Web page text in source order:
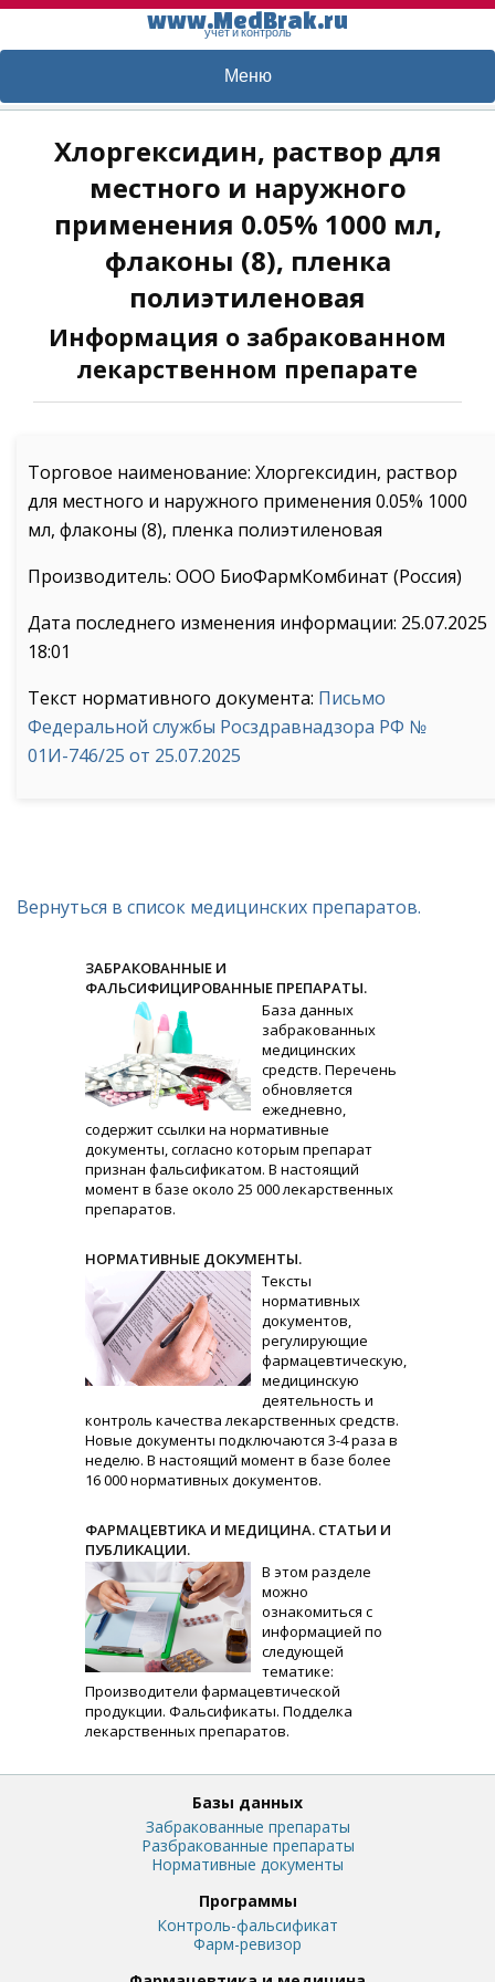
www.MedBrak.ru
учет и контроль
Меню
Хлоргексидин, раствор для
местного и наружного
применения 0.05% 1000 мл,
флаконы (8), пленка
полиэтиленовая
Информация о забракованном
лекарственном препарате
Торговое наименование: Хлоргексидин, раствор
для местного и наружного применения 0.05% 1000
мл, флаконы (8), пленка полиэтиленовая
Производитель: ООО БиоФармКомбинат (Россия)
Дата последнего изменения информации: 25.07.2025
18:01
Текст нормативного документа: Письмо
Федеральной службы Росздравнадзора РФ №
01И-746/25 от 25.07.2025
Вернуться в список медицинских препаратов.
ЗАБРАКОВАННЫЕ И
ФАЛЬСИФИЦИРОВАННЫЕ ПРЕПАРАТЫ.
База данных
забракованных
медицинских
средств. Перечень
обновляется
ежедневно,
содержит ссылки на нормативные
документы, согласно которым препарат
признан фальсификатом. В настоящий
момент в базе около 25 000 лекарственных
препаратов.
НОРМАТИВНЫЕ ДОКУМЕНТЫ.
Тексты
нормативных
документов,
регулирующие
фармацевтическую,
медицинскую
деятельность и
контроль качества лекарственных средств.
Новые документы подключаются 3-4 раза в
неделю. В настоящий момент в базе более
16 000 нормативных документов.
ФАРМАЦЕВТИКА И МЕДИЦИНА. СТАТЬИ И
ПУБЛИКАЦИИ.
В этом разделе
можно
ознакомиться с
информацией по
следующей
тематике:
Производители фармацевтической
продукции. Фальсификаты. Подделка
лекарственных препаратов.
Базы данных
Забракованные препараты
Разбракованные препараты
Нормативные документы
Программы
Контроль-фальсификат
Фарм-ревизор